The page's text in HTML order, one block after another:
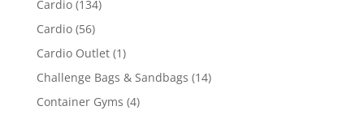
Cardio (134)
Cardio (56)
Cardio Outlet (1)
Challenge Bags & Sandbags (14)
Container Gyms (4)